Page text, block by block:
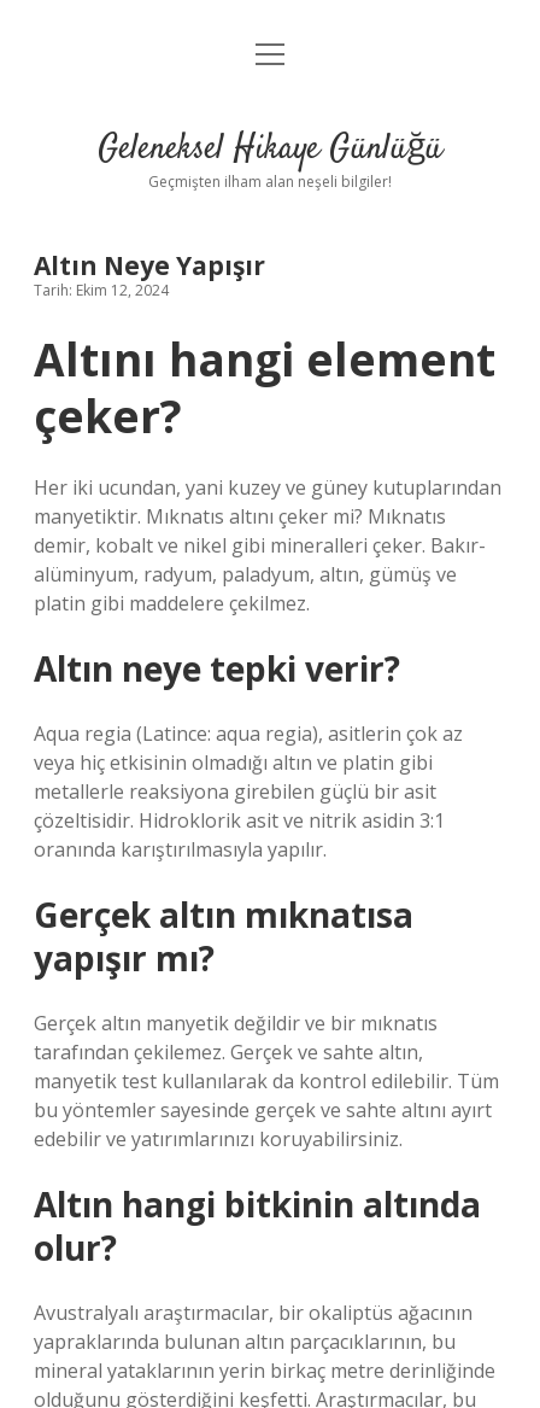
Anasayfa
Yasal Uyarı
menüyü
Geleneksel Hikaye Günlüğü
Geçmişten ilham alan neşeli bilgiler!
Altın Neye Yapışır
Tarih: Ekim 12, 2024
Altını hangi element
çeker?
Her iki ucundan, yani kuzey ve güney kutuplarından
manyetiktir. Mıknatıs altını çeker mi? Mıknatıs
demir, kobalt ve nikel gibi mineralleri çeker. Bakır-
alüminyum, radyum, paladyum, altın, gümüş ve
platin gibi maddelere çekilmez.
Altın neye tepki verir?
Aqua regia (Latince: aqua regia), asitlerin çok az
veya hiç etkisinin olmadığı altın ve platin gibi
metallerle reaksiyona girebilen güçlü bir asit
çözeltisidir. Hidroklorik asit ve nitrik asidin 3:1
oranında karıştırılmasıyla yapılır.
Gerçek altın mıknatısa
yapışır mı?
Gerçek altın manyetik değildir ve bir mıknatıs
tarafından çekilemez. Gerçek ve sahte altın,
manyetik test kullanılarak da kontrol edilebilir. Tüm
bu yöntemler sayesinde gerçek ve sahte altını ayırt
edebilir ve yatırımlarınızı koruyabilirsiniz.
Altın hangi bitkinin altında
olur?
Avustralyalı araştırmacılar, bir okaliptüs ağacının
yapraklarında bulunan altın parçacıklarının, bu
mineral yataklarının yerin birkaç metre derinliğinde
olduğunu gösterdiğini keşfetti. Araştırmacılar, bu